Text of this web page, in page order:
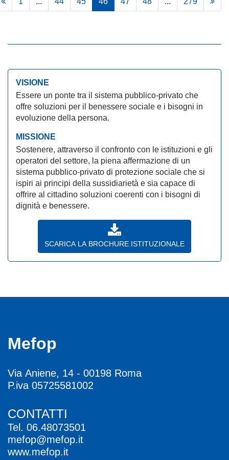
VISIONE
Essere un ponte tra il sistema pubblico-privato che
offre soluzioni per il benessere sociale e i bisogni in
evoluzione della persona.
MISSIONE
Sostenere, attraverso il confronto con le istituzioni e gli
operatori del settore, la piena affermazione di un
sistema pubblico-privato di protezione sociale che si
ispiri ai principi della sussidiarietà e sia capace di
offrire al cittadino soluzioni coerenti con i bisogni di
dignità e benessere.
SCARICA LA BROCHURE ISTITUZIONALE
Mefop
Via Aniene, 14 - 00198 Roma
P.iva 05725581002
CONTATTI
Tel. 06.48073501
mefop@mefop.it
www.mefop.it